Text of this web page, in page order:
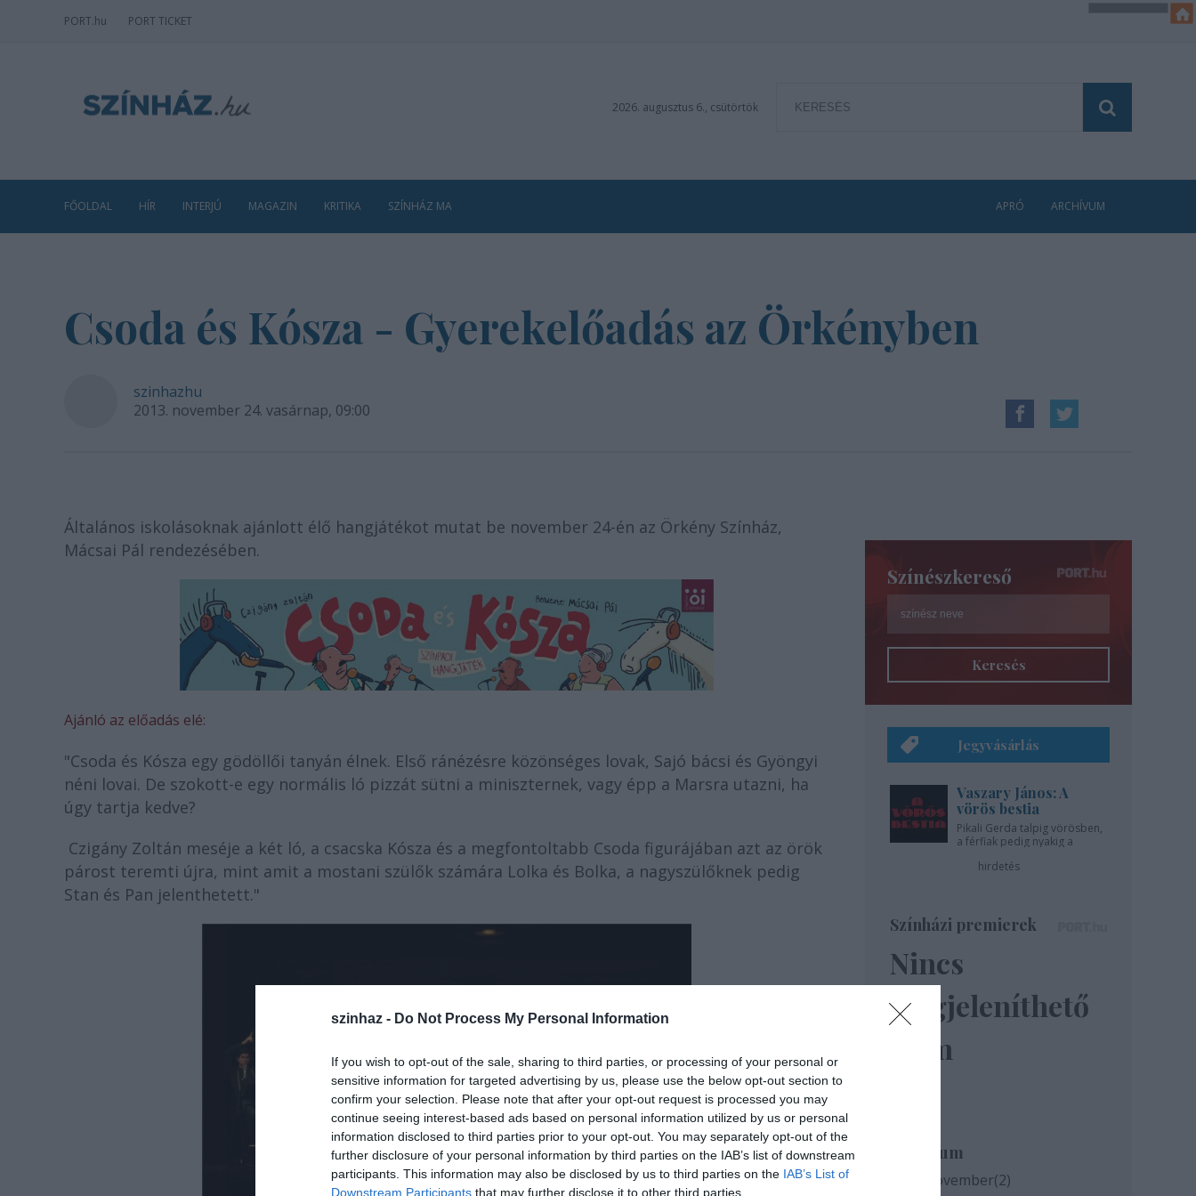
szinhaz - Do Not Process My Personal Information
If you wish to opt-out of the sale, sharing to third parties, or processing of your personal or
sensitive information for targeted advertising by us, please use the below opt-out section to
confirm your selection. Please note that after your opt-out request is processed you may
continue seeing interest-based ads based on personal information utilized by us or personal
information disclosed to third parties prior to your opt-out. You may separately opt-out of the
further disclosure of your personal information by third parties on the IAB’s list of downstream
participants. This information may also be disclosed by us to third parties on the IAB’s List of
Downstream Participants that may further disclose it to other third parties.
PORT.hu PORT TICKET
2026. augusztus 6., csütörtök
FŐOLDAL HÍR INTERJÚ MAGAZIN KRITIKA SZÍNHÁZ MA APRÓ ARCHÍVUM
Csoda és Kósza - Gyerekelőadás az Örkényben
szinhazhu
2013. november 24. vasárnap, 09:00
Általános iskolásoknak ajánlott élő hangjátékot mutat be november 24-én az Örkény Színház,
Mácsai Pál rendezésében.
Ajánló az előadás elé:
"Csoda és Kósza egy gödöllői tanyán élnek. Első ránézésre közönséges lovak, Sajó bácsi és Gyöngyi
néni lovai. De szokott-e egy normális ló pizzát sütni a miniszternek, vagy épp a Marsra utazni, ha
úgy tartja kedve?
Czigány Zoltán meséje a két ló, a csacska Kósza és a megfontoltabb Csoda figurájában azt az örök
párost teremti újra, mint amit a mostani szülők számára Lolka és Bolka, a nagyszülőknek pedig
Stan és Pan jelenthetett."
Színészkereső
Keresés
Jegyvásárlás
Vaszary János: A
vörös bestia
Pikali Gerda talpig vörösben,
a férfiak pedig nyakig a
hirdetés
Színházi premierek
Nincs
megjeleníthető
elem
Archívum
2020 november(2)